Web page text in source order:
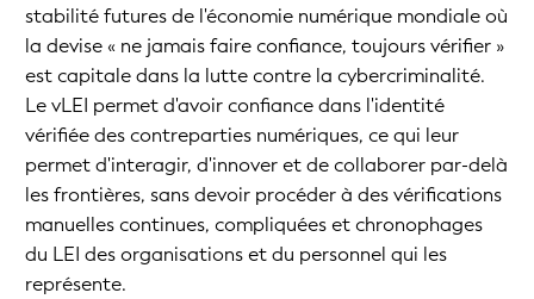
stabilité futures de l'économie numérique mondiale où
la devise « ne jamais faire confiance, toujours vérifier »
est capitale dans la lutte contre la cybercriminalité.
Le vLEI permet d'avoir confiance dans l'identité
vérifiée des contreparties numériques, ce qui leur
permet d'interagir, d'innover et de collaborer par-delà
les frontières, sans devoir procéder à des vérifications
manuelles continues, compliquées et chronophages
du LEI des organisations et du personnel qui les
représente.